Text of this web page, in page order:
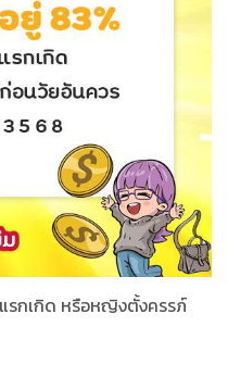
รกเกิด หรือหญิงตั้งครรภ์